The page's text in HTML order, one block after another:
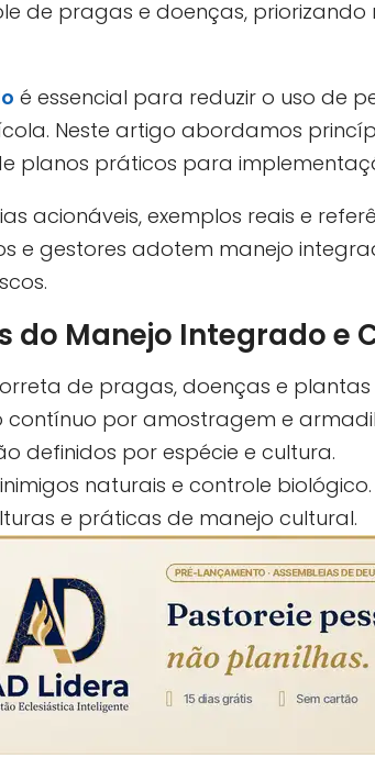
de pragas e doenças,
é essencial para reduzir o uso de
Neste artigo abordamos
planos práticos para
acionáveis, exemplos reais e
e gestores adotem manejo
do Manejo Integrado e
de pragas, doenças e plantas
contínuo por amostragem e
definidos por espécie e cultura.
naturais e controle biológico.
e práticas de manejo cultural.